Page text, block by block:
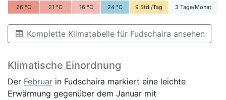
26 °C 21 °C 16 °C 24 °C 9 Std./Tag 3 Tage/Monat
Komplette Klimatabelle für Fudschaira ansehen
Klimatische Einordnung
Der Februar in Fudschaira markiert eine leichte
Erwärmung gegenüber dem Januar mit